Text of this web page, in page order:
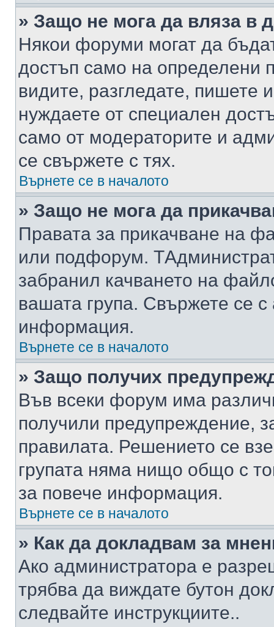
» Защо не мога да вляза в
Някои форуми могат да
достъп само на определени
видите, разгледате, пишете
нуждаете от специален
само от модераторите и
се свържете с тях.
Върнете се в началото
» Защо не мога да
Правата за прикачване на
или подфорум.
забранил качването на
вашата група. Свържете се
информация.
Върнете се в началото
» Защо получих
Във всеки форум има
получили предупреждение,
правилата. Решението се
групата няма нищо общо с
за повече информация.
Върнете се в началото
» Как да докладвам за
Ако администратора е
трябва да виждате бутон
следвайте инструкциите..